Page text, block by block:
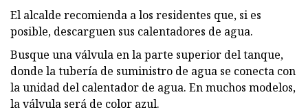
El alcalde recomienda a los residentes que, si es
posible, descarguen sus calentadores de agua.
Busque una válvula en la parte superior del tanque,
donde la tubería de suministro de agua se conecta con
la unidad del calentador de agua. En muchos modelos,
la válvula será de color azul.